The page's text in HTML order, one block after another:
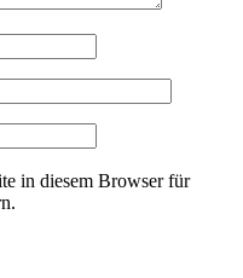
in diesem Browser für